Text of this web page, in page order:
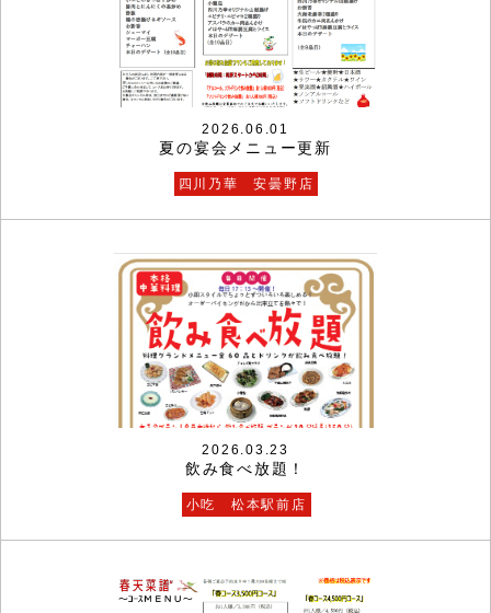
2026.06.01
夏の宴会メニュー更新
四川乃華 安曇野店
2026.03.23
飲み食べ放題！
小吃 松本駅前店